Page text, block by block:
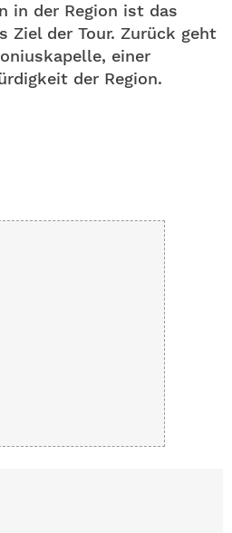
in der Region ist das
Ziel der Tour. Zurück geht
einer
der Region.